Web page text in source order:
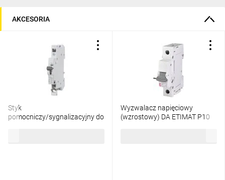
AKCESORIA
Styk
pomocniczy/sygnalizacyjny do
Wyzwalacz napięciowy
(wzrostowy) DA ETIMAT P10